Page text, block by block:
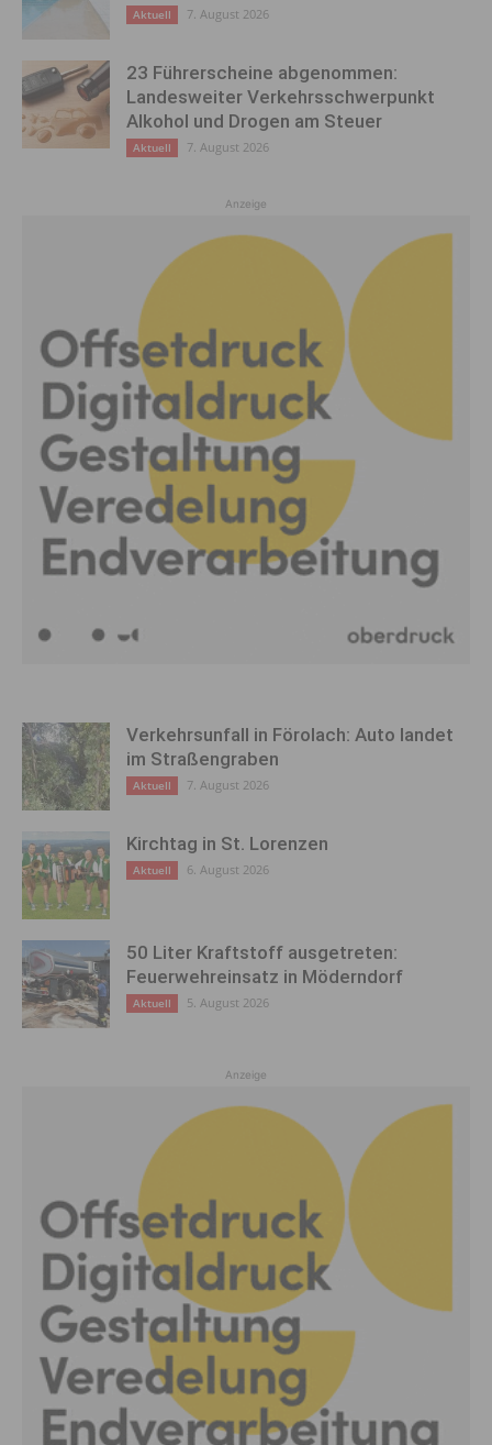
Aktuell 7. August 2026
23 Führerscheine abgenommen:
Landesweiter Verkehrsschwerpunkt
Alkohol und Drogen am Steuer
Aktuell 7. August 2026
Anzeige
Verkehrsunfall in Förolach: Auto landet
im Straßengraben
Aktuell 7. August 2026
Kirchtag in St. Lorenzen
Aktuell 6. August 2026
50 Liter Kraftstoff ausgetreten:
Feuerwehreinsatz in Möderndorf
Aktuell 5. August 2026
Anzeige